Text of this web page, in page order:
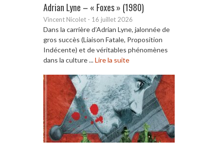
Adrian Lyne – « Foxes » (1980)
Vincent Nicolet - 16 juillet 2026
Dans la carrière d’Adrian Lyne, jalonnée de
gros succès (Liaison Fatale, Proposition
Indécente) et de véritables phénomènes
dans la culture ...Lire la suite